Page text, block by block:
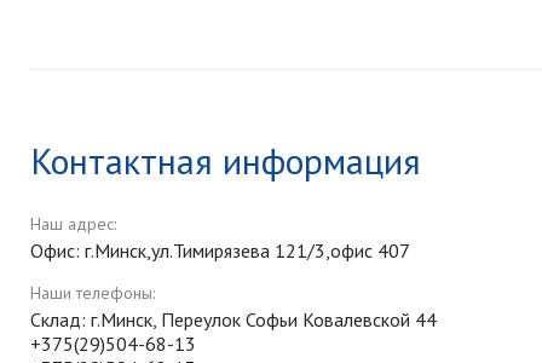
Контактная информация
Наш адрес:
Офис: г.Минск,ул.Тимирязева 121/3,офис 407
Наши телефоны:
Склад: г.Минск, Переулок Софьи Ковалевской 44
+375(29)504-68-13